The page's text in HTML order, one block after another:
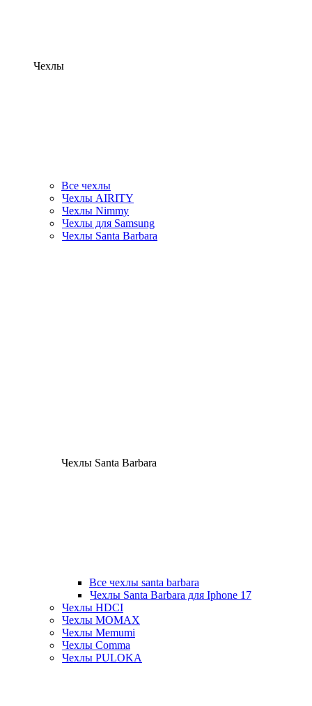
Чехлы
Все чехлы
Чехлы AIRITY
Чехлы Nimmy
Чехлы для Samsung
Чехлы Santa Barbara
Чехлы Santa Barbara
Все чехлы santa barbara
Чехлы Santa Barbara для Iphone 17
Чехлы HDCI
Чехлы MOMAX
Чехлы Memumi
Чехлы Comma
Чехлы PULOKA